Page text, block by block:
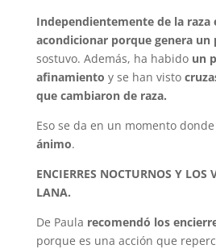
Independientemente de la
acondicionar porque genera un
sostuvo. Además, ha habido un
afinamiento y se han visto
que cambiaron de raza.
Eso se da en un momento donde
ánimo.
ENCIERRES NOCTURNOS Y LOS
LANA.
De Paula recomendó los
porque es una acción que